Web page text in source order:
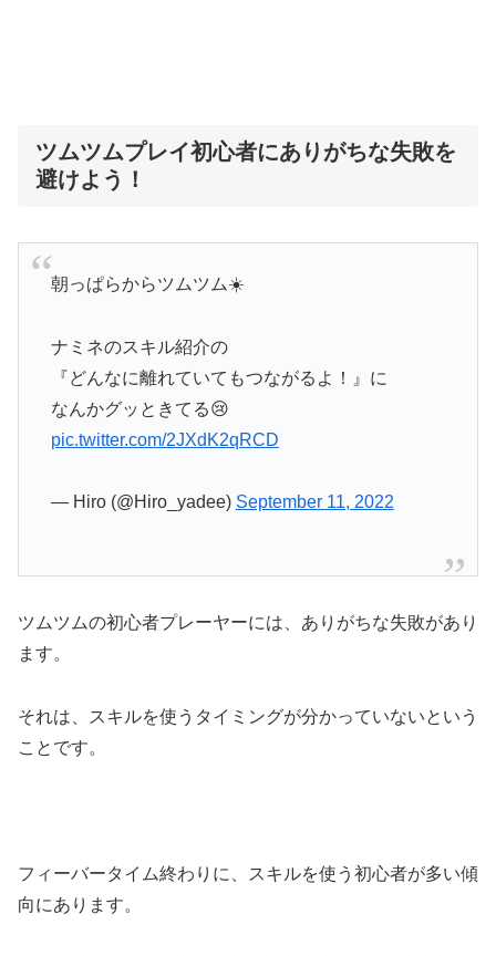
ツムツムプレイ初心者にありがちな失敗を
避けよう！
朝っぱらからツムツム☀️
ナミネのスキル紹介の
『どんなに離れていてもつながるよ！』に
なんかグッときてる😢
pic.twitter.com/2JXdK2qRCD
— Hiro (@Hiro_yadee) September 11, 2022
ツムツムの初心者プレーヤーには、ありがちな失敗があり
ます。
それは、スキルを使うタイミングが分かっていないという
ことです。
フィーバータイム終わりに、スキルを使う初心者が多い傾
向にあります。